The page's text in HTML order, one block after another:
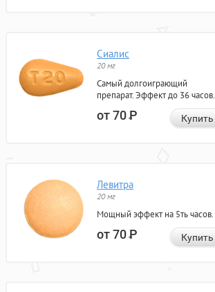
Сиалис
20 мг
Самый долгоиграющий
препарат. Эффект до 36 часов.
от 70Р Купить
Левитра
20 мг
Мощный эффект на 5ть часов.
от 70Р Купить